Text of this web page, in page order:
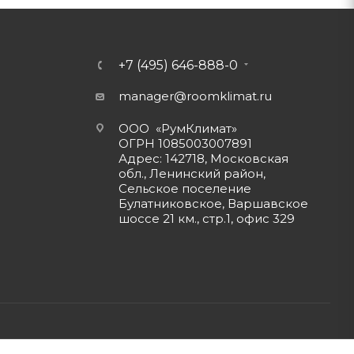
+7 (495) 646-888-0
manager@roomklimat.ru
ООО «РумКлимат»
ОГРН 1085003007891
Адрес: 142718, Московская
обл., Ленинский район,
Сельское поселение
Булатниковское, Варшавское
шоссе 21 км., стр.1, офис 329